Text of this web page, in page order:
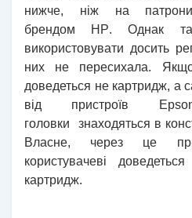
нижче, ніж на
брендом
НР. Однак
використовувати досить
них не пересихала.
доведеться не картридж, а
від пристроїв
головки
знаходяться в
Власне, через це
користувачеві
картридж.